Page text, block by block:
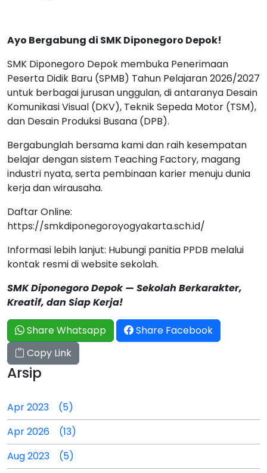
Ayo Bergabung di SMK Diponegoro Depok!
SMK Diponegoro Depok membuka Penerimaan
Peserta Didik Baru (SPMB) Tahun Pelajaran 2026/2027
untuk berbagai jurusan unggulan, di antaranya Desain
Komunikasi Visual (DKV), Teknik Sepeda Motor (TSM),
dan Desain Produksi Busana (DPB).
Bergabunglah bersama kami dan raih kesempatan
belajar dengan sistem Teaching Factory, magang
industri nyata, serta pembinaan karier menuju dunia
kerja dan wirausaha.
Daftar Online:
https://smkdiponegoroyogyakarta.sch.id/
Informasi lebih lanjut: Hubungi panitia PPDB melalui
kontak resmi di website sekolah.
SMK Diponegoro Depok — Sekolah Berkarakter,
Kreatif, dan Siap Kerja!
Share Whatsapp
Share Facebook
Copy Link
Arsip
Apr 2023 (5)
Apr 2026 (13)
Aug 2023 (5)